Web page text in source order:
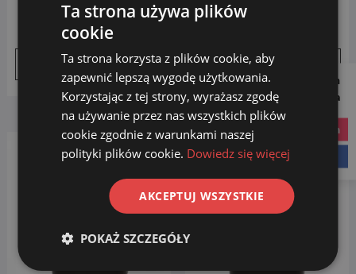
segregacji 28L | SZKŁO
39.00zł
Dodaj do koszyka
segregacji 28L | BIO
Dodaj do koszyka
Follow us on
Social Media
instagram
Ta strona używa plików
cookie
Ta strona korzysta z plików cookie, aby
zapewnić lepszą wygodę użytkowania.
Korzystając z tej strony, wyrażasz zgodę
na używanie przez nas wszystkich plików
cookie zgodnie z warunkami naszej
polityki plików cookie. Dowiedz się więcej
AKCEPTUJ WSZYSTKIE
POKAŻ SZCZEGÓŁY